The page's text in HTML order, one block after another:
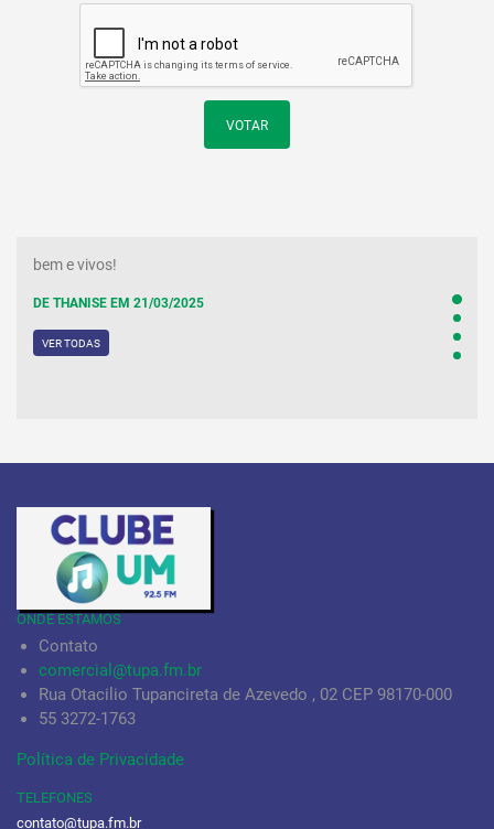
VOTAR
bem e vivos!
DE THANISE EM 21/03/2025
VER TODAS
ONDE ESTAMOS
Contato
comercial@tupa.fm.br
Rua Otacilio Tupancireta de Azevedo , 02 CEP 98170-000
55 3272-1763
Política de Privacidade
TELEFONES
contato@tupa.fm.br